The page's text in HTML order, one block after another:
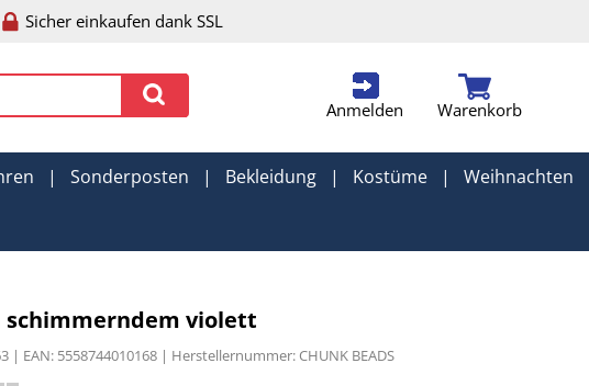
Sicher einkaufen dank SSL
Anmelden Warenkorb
| Sonderposten | Bekleidung | Kostüme | Weihnachten
schimmerndem violett
| EAN: 5558744010168 | Herstellernummer: CHUNK BEADS